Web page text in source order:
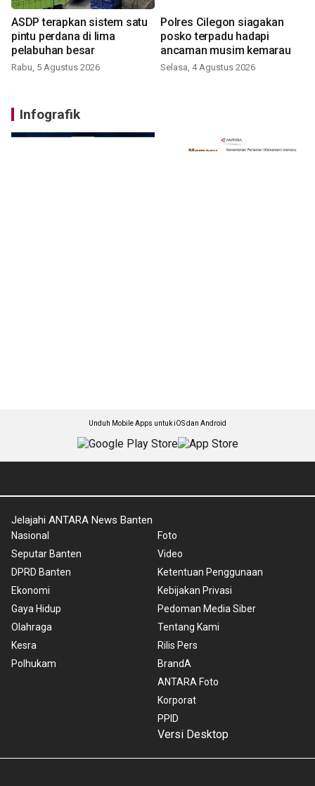
ASDP terapkan sistem satu
pintu perdana di lima
pelabuhan besar
Rabu, 5 Agustus 2026
Polres Cilegon siagakan
posko terpadu hadapi
ancaman musim kemarau
Selasa, 4 Agustus 2026
Infografik
Unduh Mobile Apps untuk iOS dan Android
Jelajahi ANTARA News Banten
Nasional
Seputar Banten
DPRD Banten
Ekonomi
Gaya Hidup
Olahraga
Kesra
Polhukam
Foto
Video
Ketentuan Penggunaan
Kebijakan Privasi
Pedoman Media Siber
Tentang Kami
Rilis Pers
BrandA
ANTARA Foto
Korporat
PPID
Versi Desktop